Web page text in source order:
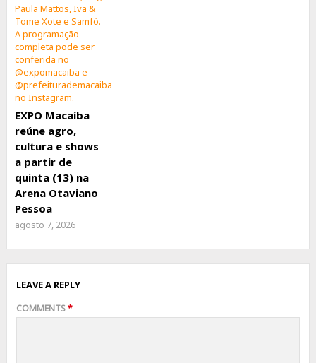
EXPO Macaíba
reúne agro,
cultura e shows
a partir de
quinta (13) na
Arena Otaviano
Pessoa
agosto 7, 2026
LEAVE A REPLY
COMMENTS*